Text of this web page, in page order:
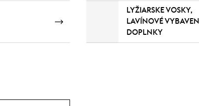
LYŽIARSKE VOSKY,
LAVÍNOVÉ
DOPLNKY